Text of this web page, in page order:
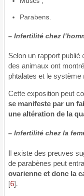
Parabens.
– Infertilité chez
Selon un rapport publié
des animaux ont
phtalates et le système
Cette exposition peut
se manifeste par un
une altération de la
– Infertilité chez la
Il existe des preuves
de parabènes peut
ovarienne et donc la
[6].